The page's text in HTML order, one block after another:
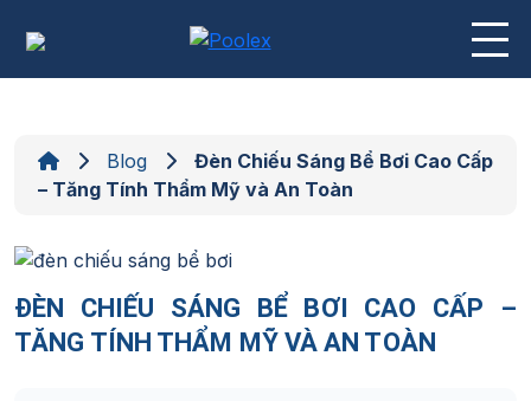
Blog
Đèn Chiếu Sáng Bể Bơi Cao Cấp
– Tăng Tính Thẩm Mỹ và An Toàn
ĐÈN CHIẾU SÁNG BỂ BƠI CAO CẤP –
TĂNG TÍNH THẨM MỸ VÀ AN TOÀN